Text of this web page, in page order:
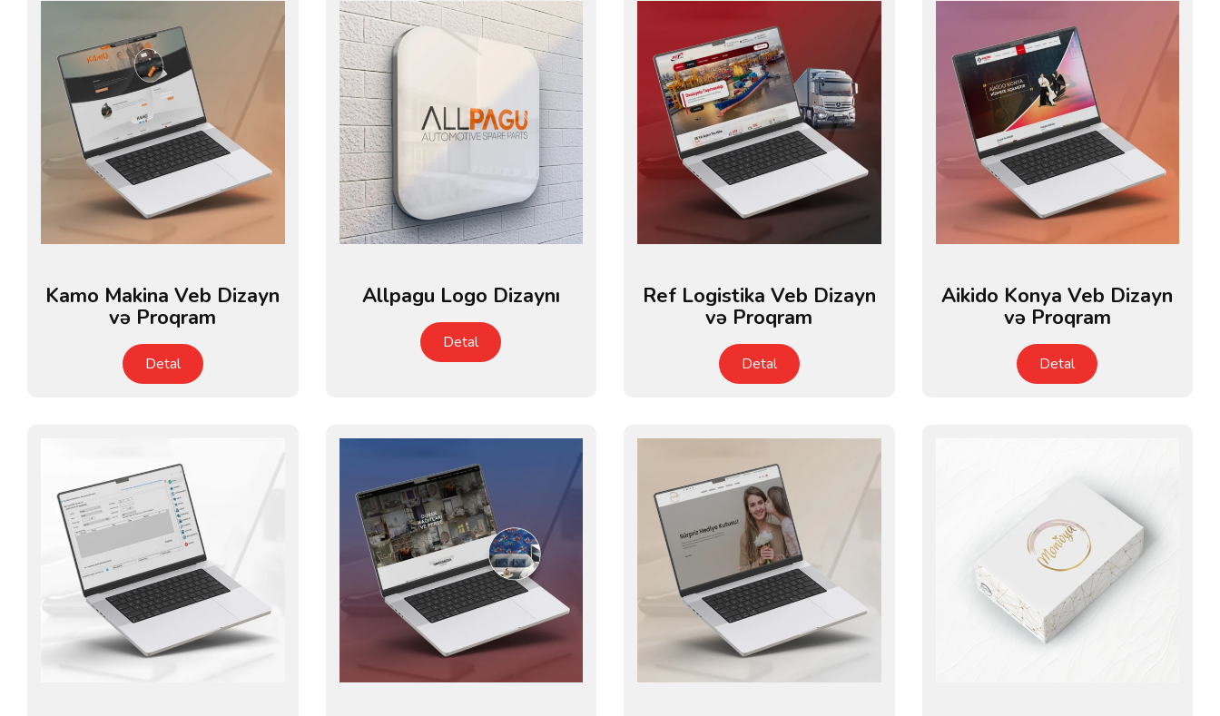
Kamo Makina Veb Dizayn
və Proqram
Detal
Allpagu Logo Dizaynı
Detal
Ref Logistika Veb Dizayn
və Proqram
Detal
Aikido Konya Veb Dizayn
və Proqram
Detal